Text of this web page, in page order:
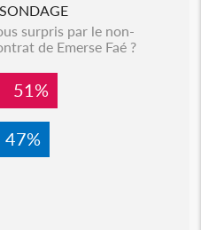
surpris par le non-
de Emerse Faé ?
51%
47%